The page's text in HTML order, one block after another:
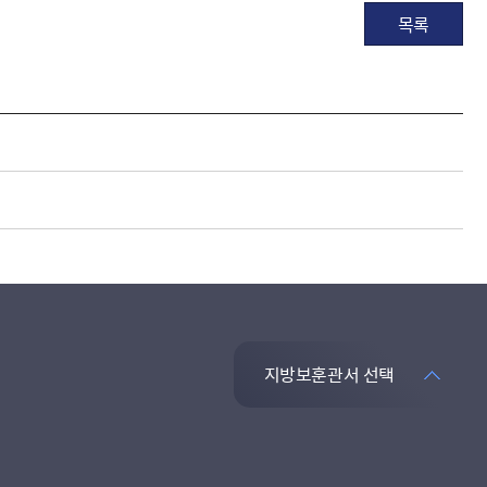
목록
지방보훈관서 선택